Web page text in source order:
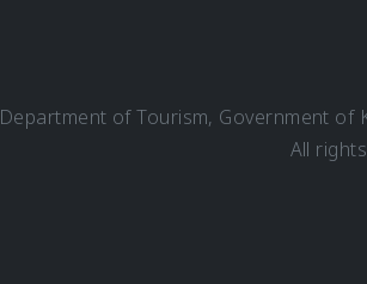
Department of Tourism, Government of
All